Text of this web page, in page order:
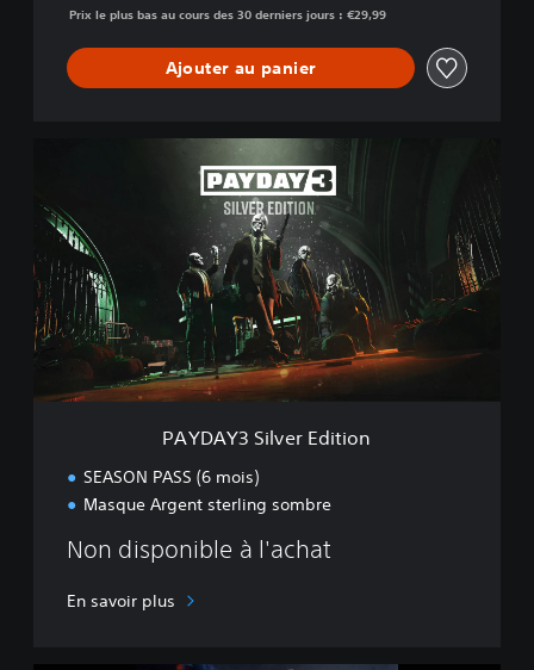
Prix le plus bas au cours des 30 derniers jours : €29,99
Ajouter au panier
Y
3
S
i
l
e
PAYDAY3 Silver Edition
SEASON PASS (6 mois)
Masque Argent sterling sombre
Non disponible à l'achat
En savoir plus